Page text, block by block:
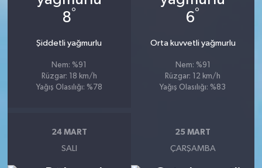
8°
Şiddetli yağmurlu
Nem: %91
Rüzgar: 18 km/h
Yağış Olasılığı: %78
6°
Orta kuvvetli yağmurlu
Nem: %91
Rüzgar: 12 km/h
Yağış Olasılığı: %83
24 MART
SALI
25 MART
ÇARŞAMBA